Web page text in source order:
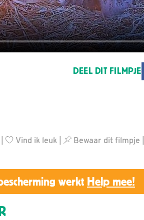
DEEL DIT FILMPJE
Vind ik leuk Bewaar dit filmpje
werkt Help mee!